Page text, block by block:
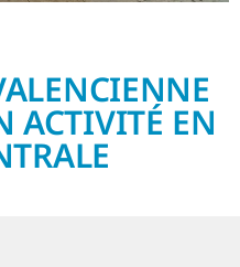
ACTIVITÉ EN